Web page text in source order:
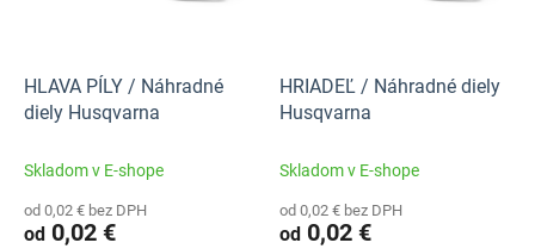
HLAVA PÍLY / Náhradné
diely Husqvarna
Skladom v E-shope
od 0,02 € bez DPH
od 0,02 €
HRIADEĽ / Náhradné diely
Husqvarna
Skladom v E-shope
od 0,02 € bez DPH
od 0,02 €